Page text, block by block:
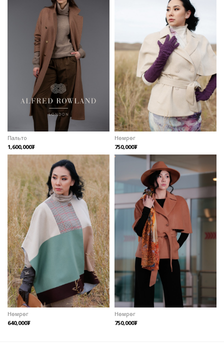
Пальто
1,600,000₮
Нөмрөг
750,000₮
Нөмрөг
640,000₮
Нөмрөг
750,000₮